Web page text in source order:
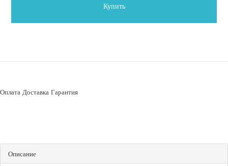
Купить
Оплата Доставка Гарантия
Описание